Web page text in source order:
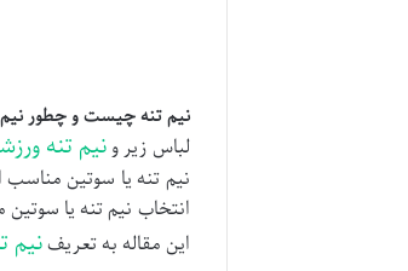
نیم تنه چیست و چطور
لباس زیر ونیم تنه
نیم تنه یا سوتین
انتخاب نیم تنه یا
این مقاله به تعریفنیم